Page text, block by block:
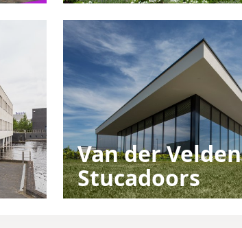
Van der Velden
Stucadoors